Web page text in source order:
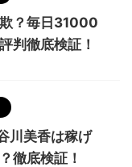
？毎日31000
判徹底検証！
川美香は稼げ
徹底検証！